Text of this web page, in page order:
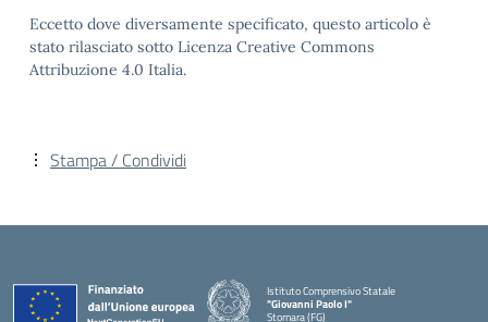
Eccetto dove diversamente specificato, questo articolo è
stato rilasciato sotto Licenza Creative Commons
Attribuzione 4.0 Italia.
Stampa / Condividi
Istituto Comprensivo Statale
"Giovanni Paolo I"
Stornara (FG)